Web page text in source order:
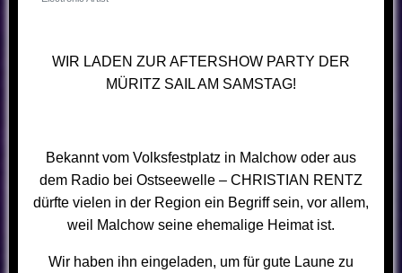
WIR LADEN ZUR AFTERSHOW PARTY DER
MÜRITZ SAIL AM SAMSTAG!
Bekannt vom Volksfestplatz in Malchow oder aus
dem Radio bei Ostseewelle – CHRISTIAN RENTZ
dürfte vielen in der Region ein Begriff sein, vor allem,
weil Malchow seine ehemalige Heimat ist.
Wir haben ihn eingeladen, um für gute Laune zu